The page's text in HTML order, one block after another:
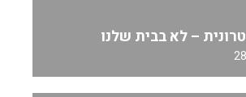
– לא בבית שלנו